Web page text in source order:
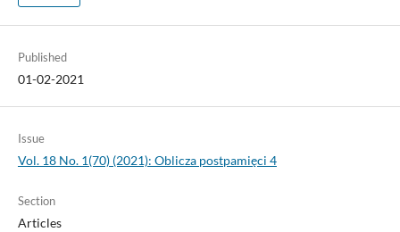
Published
01-02-2021
Issue
Vol. 18 No. 1(70) (2021): Oblicza postpamięci 4
Section
Articles